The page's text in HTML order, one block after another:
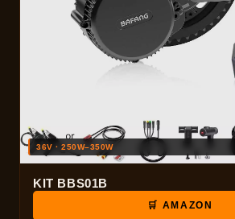
36V · 250W–350W
KIT BBS01B
🛒 AMAZON